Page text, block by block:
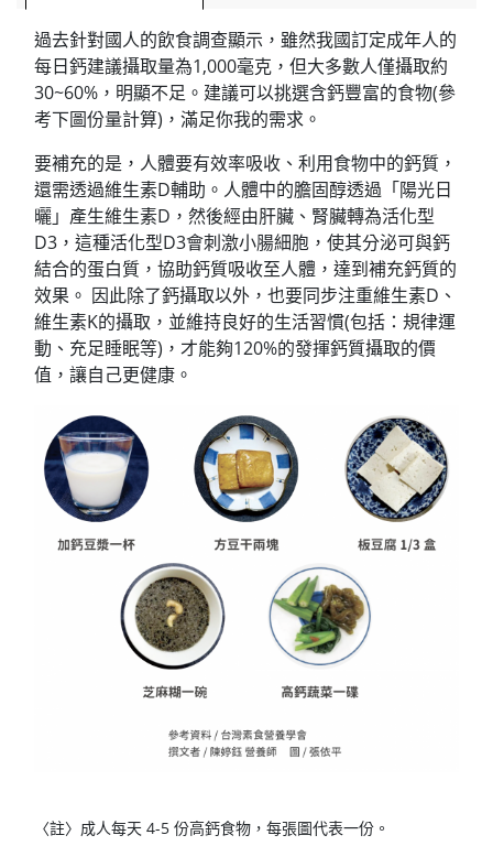
過去針對國人的飲食調查顯示，雖然我國訂定成年人的
每日鈣建議攝取量為1,000毫克，但大多數人僅攝取約
30~60%，明顯不足。建議可以挑選含鈣豐富的食物(參
考下圖份量計算)，滿足你我的需求。
要補充的是，人體要有效率吸收、利用食物中的鈣質，
還需透過維生素D輔助。人體中的膽固醇透過「陽光日
曬」產生維生素D，然後經由肝臟、腎臟轉為活化型
D3，這種活化型D3會刺激小腸細胞，使其分泌可與鈣
結合的蛋白質，協助鈣質吸收至人體，達到補充鈣質的
效果。 因此除了鈣攝取以外，也要同步注重維生素D、
維生素K的攝取，並維持良好的生活習慣(包括：規律運
動、充足睡眠等)，才能夠120%的發揮鈣質攝取的價
值，讓自己更健康。
〈註〉成人每天 4-5 份高鈣食物，每張圖代表一份。